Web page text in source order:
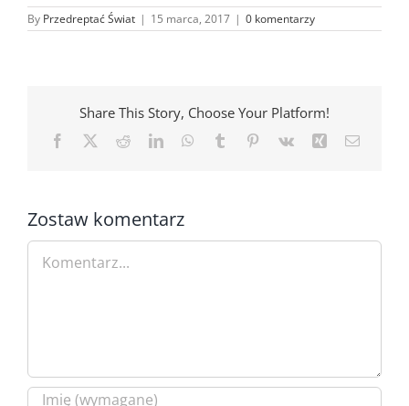
By Przedreptać Świat | 15 marca, 2017 | 0 komentarzy
Share This Story, Choose Your Platform!
Facebook RedditLinkedInWhatsApp
Tumblr Pinterest
Vk Xing Email
Zostaw komentarz
Comment